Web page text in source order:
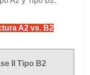
A2 vs. B2
II Tipo B2